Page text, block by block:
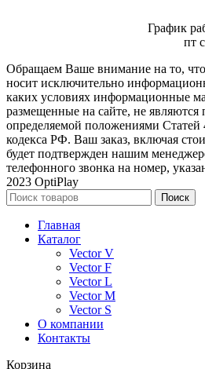
График
пт
Обращаем Ваше внимание на то,
носит исключительно
каких условиях информационные
размещенные на сайте, не
определяемой положениями Статей
кодекса РФ. Ваш заказ, включая
будет подтвержден нашим
телефонного звонка на номер,
2023 OptiPlay
Поиск
Главная
Каталог
Vector V
Vector F
Vector L
Vector M
Vector S
О компании
Контакты
Корзина